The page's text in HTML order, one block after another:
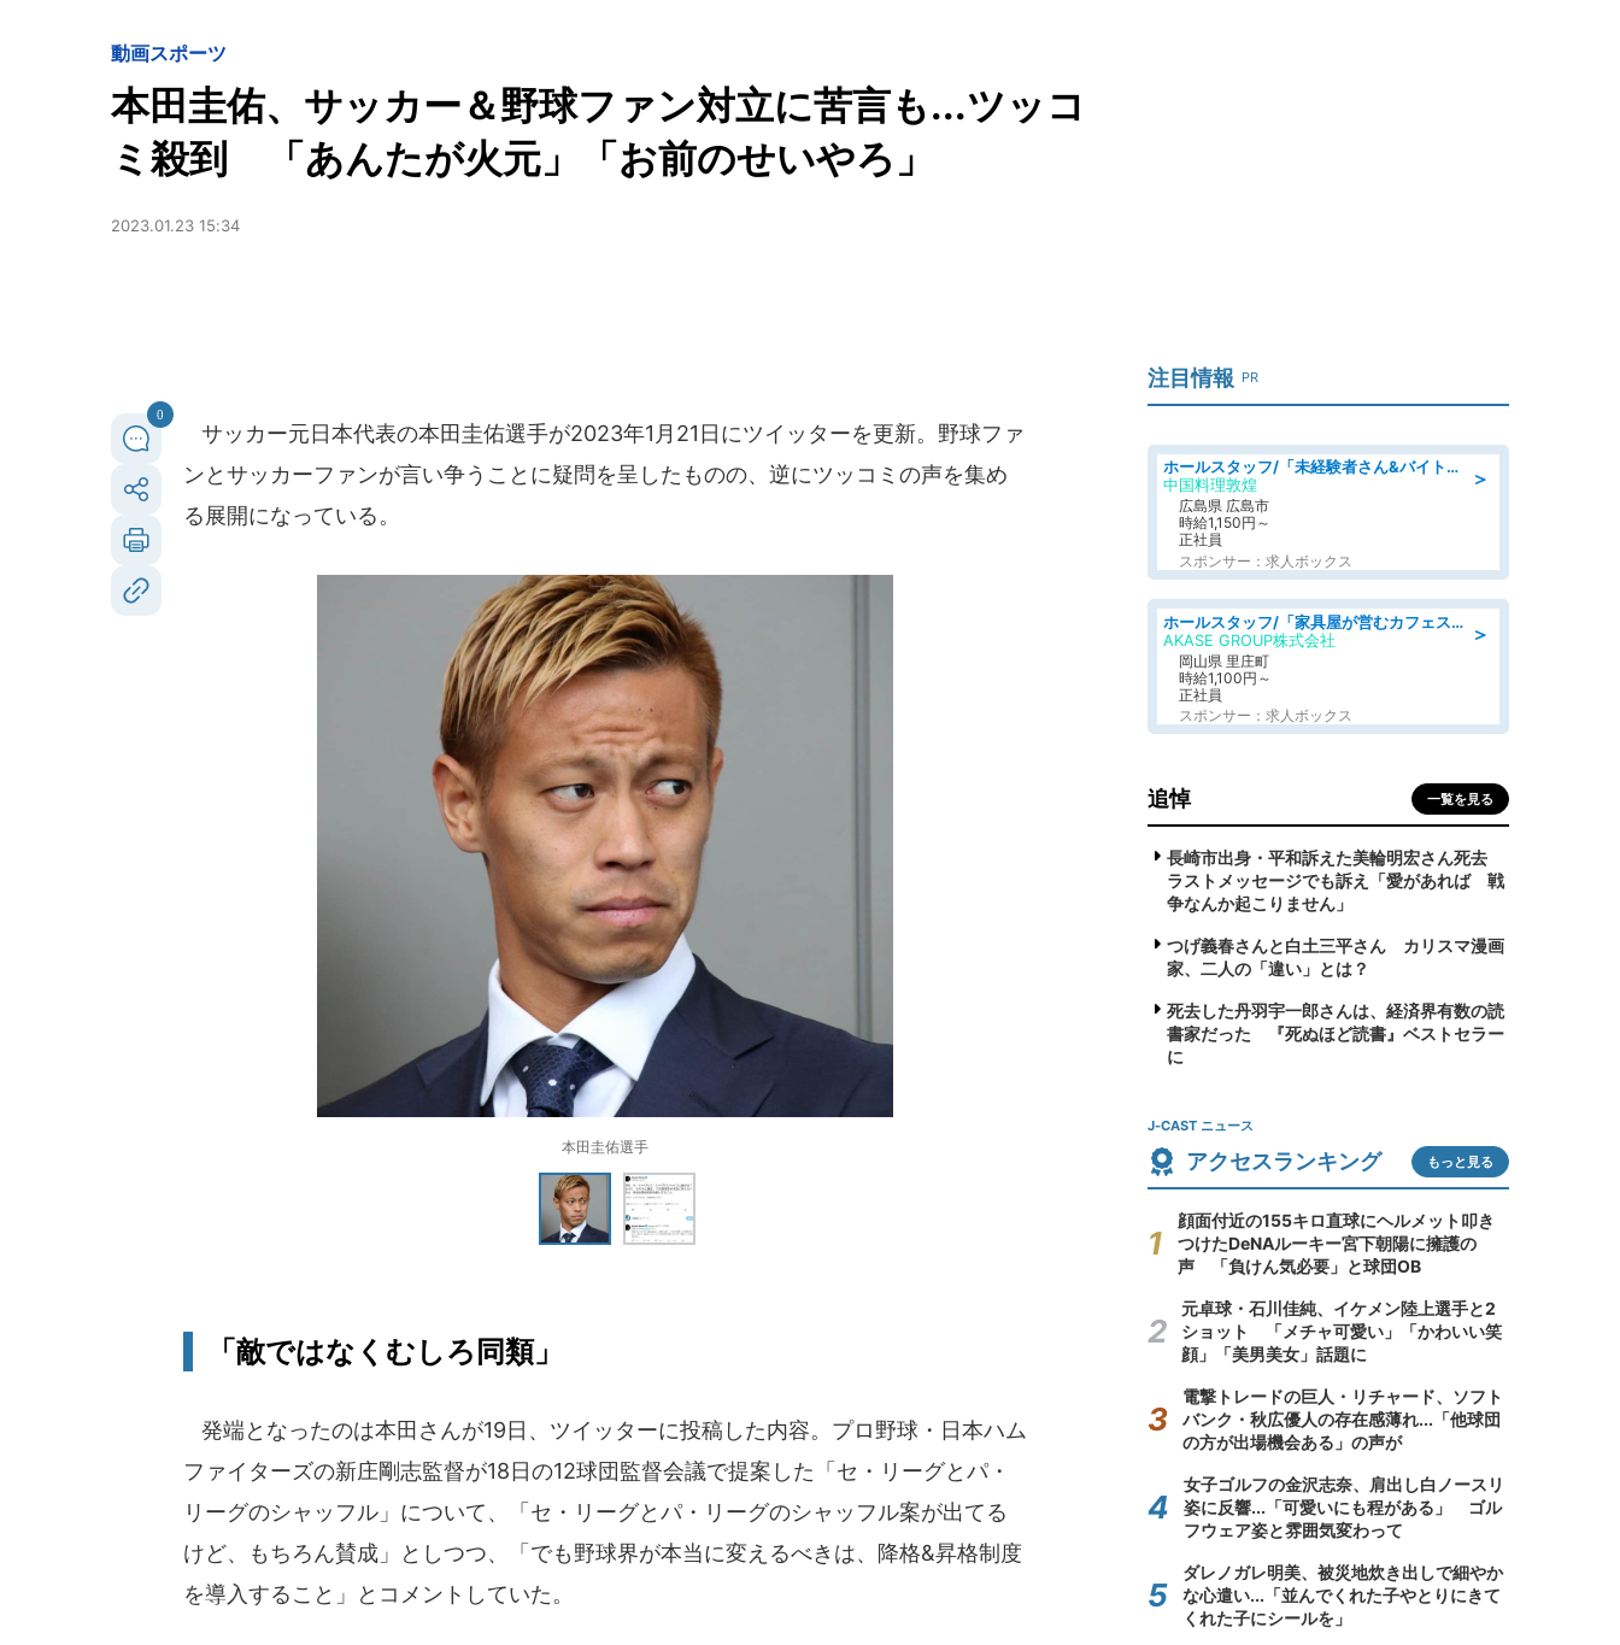
動画スポーツ
本田圭佑、サッカー＆野球ファン対立に苦言も...ツッコ
ミ殺到 「あんたが火元」「お前のせいやろ」
2023.01.23 15:34
0
サッカー元日本代表の本田圭佑選手が2023年1月21日にツイッターを更新。野球ファ
ンとサッカーファンが言い争うことに疑問を呈したものの、逆にツッコミの声を集め
る展開になっている。
本田圭佑選手
「敵ではなくむしろ同類」
発端となったのは本田さんが19日、ツイッターに投稿した内容。プロ野球・日本ハム
ファイターズの新庄剛志監督が18日の12球団監督会議で提案した「セ・リーグとパ・
リーグのシャッフル」について、「セ・リーグとパ・リーグのシャッフル案が出てる
けど、もちろん賛成」としつつ、「でも野球界が本当に変えるべきは、降格&昇格制度
を導入すること」とコメントしていた。
注目情報 PR
＞
ホールスタッフ/「未経験者さん&バイトデビューも大歓迎」残業ほぼなし×1日3時間〜勤務OK!フォロー体制も充実/広島県/広島市南区
中国料理敦煌
広島県 広島市
時給1,150円～
正社員
スポンサー：求人ボックス
＞
ホールスタッフ/「家具屋が営むカフェスタッフ!」週2日～OK!嬉しいまかない付き/岡山県/浅口郡里庄町
AKASE GROUP株式会社
岡山県 里庄町
時給1,100円～
正社員
スポンサー：求人ボックス
追悼 一覧を見る
長崎市出身・平和訴えた美輪明宏さん死去
ラストメッセージでも訴え「愛があれば 戦
争なんか起こりません」
つげ義春さんと白土三平さん カリスマ漫画
家、二人の「違い」とは？
死去した丹羽宇一郎さんは、経済界有数の読
書家だった 『死ぬほど読書』ベストセラー
に
J-CAST ニュース
アクセスランキング もっと見る
顔面付近の155キロ直球にヘルメット叩き
つけたDeNAルーキー宮下朝陽に擁護の
声 「負けん気必要」と球団OB
元卓球・石川佳純、イケメン陸上選手と2
ショット 「メチャ可愛い」「かわいい笑
顔」「美男美女」話題に
電撃トレードの巨人・リチャード、ソフト
バンク・秋広優人の存在感薄れ...「他球団
の方が出場機会ある」の声が
女子ゴルフの金沢志奈、肩出し白ノースリ
姿に反響...「可愛いにも程がある」 ゴル
フウェア姿と雰囲気変わって
ダレノガレ明美、被災地炊き出しで細やか
な心遣い...「並んでくれた子やとりにきて
くれた子にシールを」